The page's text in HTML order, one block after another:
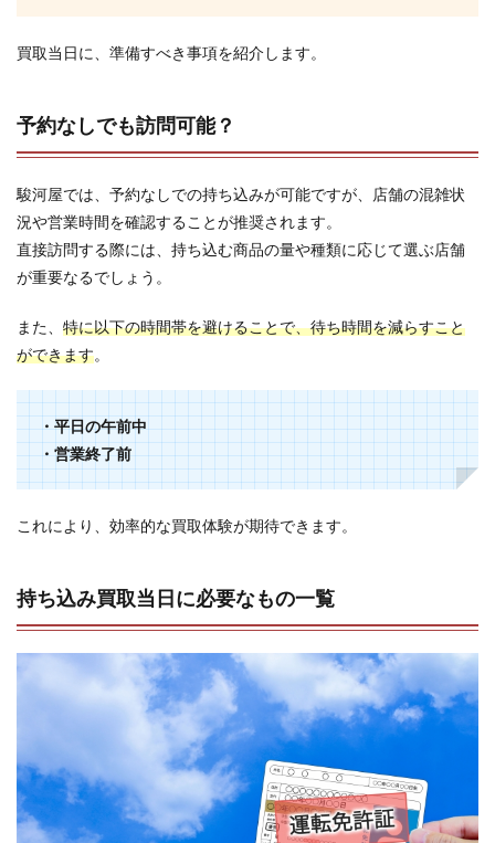
買取当日に、準備すべき事項を紹介します。
予約なしでも訪問可能？
駿河屋では、予約なしでの持ち込みが可能ですが、店舗の混雑状
況や営業時間を確認することが推奨されます。
直接訪問する際には、持ち込む商品の量や種類に応じて選ぶ店舗
が重要なるでしょう。
また、 特に以下の時間帯を避けることで、待ち時間を減らすこと
ができます。
・平日の午前中
・営業終了前
これにより、効率的な買取体験が期待できます。
持ち込み買取当日に必要なもの一覧